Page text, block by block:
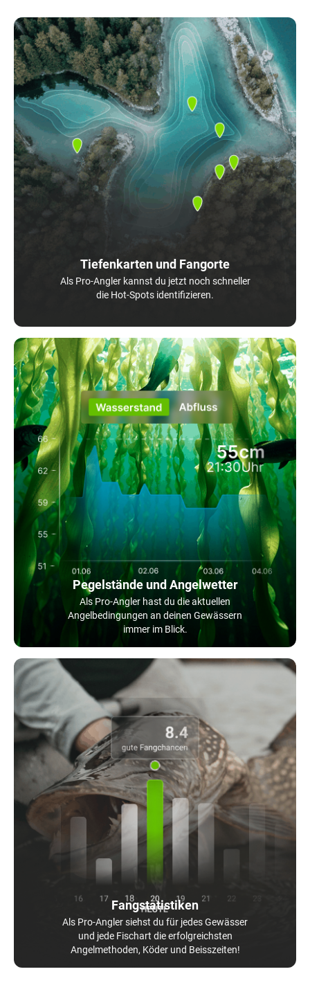
Tiefenkarten und Fangorte
Als Pro-Angler kannst du jetzt noch schneller
die Hot-Spots identifizieren.
Pegelstände und Angelwetter
Als Pro-Angler hast du die aktuellen
Angelbedingungen an deinen Gewässern
immer im Blick.
Fangstatistiken
Als Pro-Angler siehst du für jedes Gewässer
und jede Fischart die erfolgreichsten
Angelmethoden, Köder und Beisszeiten!